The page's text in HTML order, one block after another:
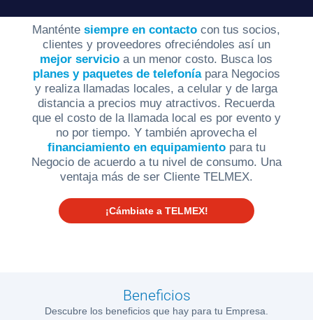
SIANA
Blog
Ayuda
Manténtesiempre en contacto con tus socios,
clientes y proveedores ofreciéndoles así un
mejor servicio a un menor costo. Busca los
planes y paquetes de telefoníapara Negocios
y realiza llamadas locales, a celular y de larga
distancia a precios muy atractivos. Recuerda
que el costo de la llamada local es por evento y
no por tiempo. Y también aprovecha el
financiamiento en equipamientopara tu
Negocio de acuerdo a tu nivel de consumo. Una
ventaja más de ser Cliente TELMEX.
¡Cámbiate a TELMEX!
Beneficios
Descubre los beneficios que hay para tu Empresa.